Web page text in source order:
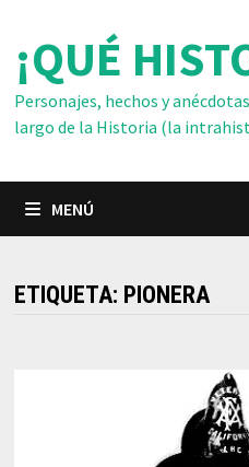
contenido
¡QUÉ
Personajes, hechos y
largo de la Historia (la
MENÚ
ETIQUETA: PIONERA